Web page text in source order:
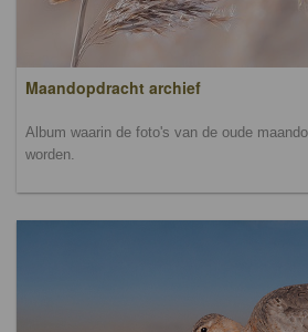
Maandopdracht archief
Album waarin de foto's van de oude
worden.